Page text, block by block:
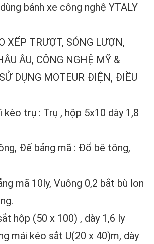
bánh xe công nghệ YTALY
TRƯỢT, SÓNG LƯỢN,
ÂU, CÔNG NGHỆ MỸ &
DỤNG MOTEUR ĐIỆN, ĐIỀU
kèo trụ : Trụ , hộp 5x10 dày 1,8
Đế bảng mã : Đổ bê tông,
mã 10ly, Vuông 0,2 bắt bù lon
hộp (50 x 100) , dày 1,6 ly
mái kéo sắt U(20 x 40)m, dày